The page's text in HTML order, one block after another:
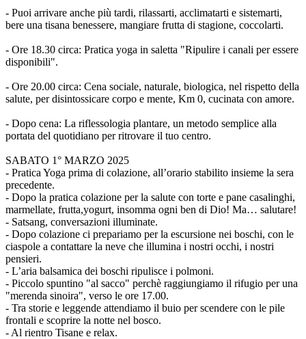
- Puoi arrivare anche più tardi, rilassarti, acclimatarti e sistemarti,
bere una tisana benessere, mangiare frutta di stagione, coccolarti.
- Ore 18.30 circa: Pratica yoga in saletta "Ripulire i canali per essere
disponibili".
- Ore 20.00 circa: Cena sociale, naturale, biologica, nel rispetto della
salute, per disintossicare corpo e mente, Km 0, cucinata con amore.
- Dopo cena: La riflessologia plantare, un metodo semplice alla
portata del quotidiano per ritrovare il tuo centro.
SABATO 1° MARZO 2025
- Pratica Yoga prima di colazione, all’orario stabilito insieme la sera
precedente.
- Dopo la pratica colazione per la salute con torte e pane casalinghi,
marmellate, frutta,yogurt, insomma ogni ben di Dio! Ma… salutare!
- Satsang, conversazioni illuminate.
- Dopo colazione ci prepariamo per la escursione nei boschi, con le
ciaspole a contattare la neve che illumina i nostri occhi, i nostri
pensieri.
- L’aria balsamica dei boschi ripulisce i polmoni.
- Piccolo spuntino "al sacco" perchè raggiungiamo il rifugio per una
"merenda sinoira", verso le ore 17.00.
- Tra storie e leggende attendiamo il buio per scendere con le pile
frontali e scoprire la notte nel bosco.
- Al rientro Tisane e relax.